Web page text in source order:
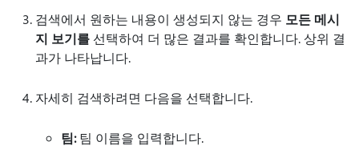
검색에서 원하는 내용이 생성되지 않는 경우 모든 메시
지 보기를 선택하여 더 많은 결과를 확인합니다. 상위 결
과가 나타납니다.
자세히 검색하려면 다음을 선택합니다.
팀:팀 이름을 입력합니다.